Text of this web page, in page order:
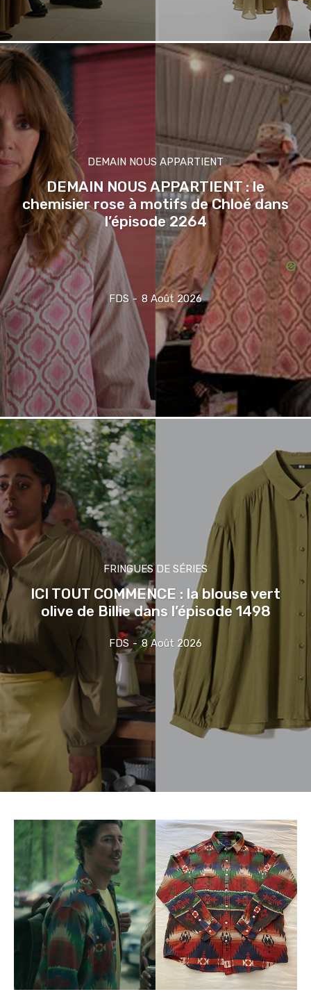
DEMAIN NOUS APPARTIENT
DEMAIN NOUS APPARTIENT : le
chemisier rose à motifs de Chloé dans
l’épisode 2264
FDS - 8 Août 2026
FRINGUES DE SÉRIES
ICI TOUT COMMENCE : la blouse vert
olive de Billie dans l’épisode 1498
FDS - 8 Août 2026